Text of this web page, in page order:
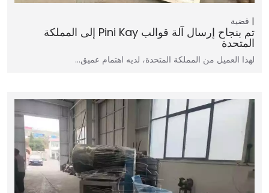
قضية
تم بنجاح إرسال آلة قوالب Pini Kay إلى المملكة
المتحدة
لهذا العميل من المملكة المتحدة، لديه اهتمام عميق…